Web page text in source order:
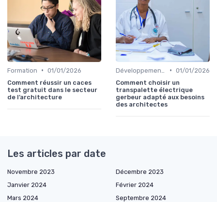
Formation • 01/01/2026
Comment réussir un caces
test gratuit dans le secteur
de l’architecture
• 01/01/2026
Comment choisir un
transpalette électrique
gerbeur adapté aux besoins
des architectes
Les articles par date
Novembre 2023
Décembre 2023
Janvier 2024
Février 2024
Mars 2024
Septembre 2024